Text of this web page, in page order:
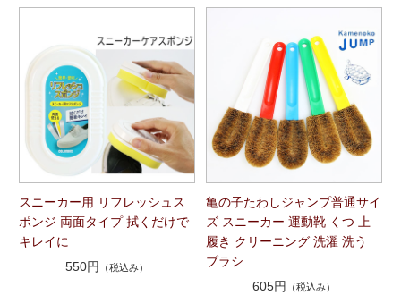
スニーカー用 リフレッシュス
ポンジ 両面タイプ 拭くだけで
キレイに
550円
（税込み）
亀の子たわしジャンプ普通サイ
ズ スニーカー 運動靴 くつ 上
履き クリーニング 洗濯 洗う
ブラシ
605円
（税込み）